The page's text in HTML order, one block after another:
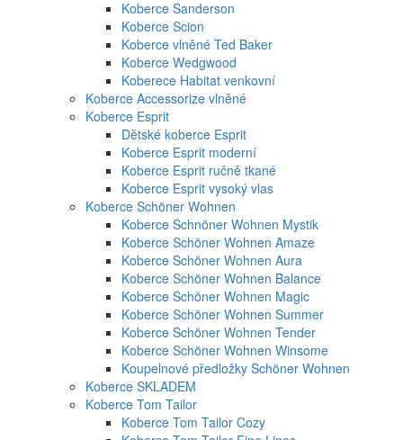
Koberce Sanderson
Koberce Scion
Koberce vlněné Ted Baker
Koberce Wedgwood
Koberece Habitat venkovní
Koberce Accessorize vlněné
Koberce Esprit
Dětské koberce Esprit
Koberce Esprit moderní
Koberce Esprit ručně tkané
Koberce Esprit vysoký vlas
Koberce Schöner Wohnen
Koberce Schnöner Wohnen Mystik
Koberce Schöner Wohnen Amaze
Koberce Schöner Wohnen Aura
Koberce Schöner Wohnen Balance
Koberce Schöner Wohnen Magic
Koberce Schöner Wohnen Summer
Koberce Schöner Wohnen Tender
Koberce Schöner Wohnen Winsome
Koupelnové předložky Schöner Wohnen
Koberce SKLADEM
Koberce Tom Tailor
Koberce Tom Tailor Cozy